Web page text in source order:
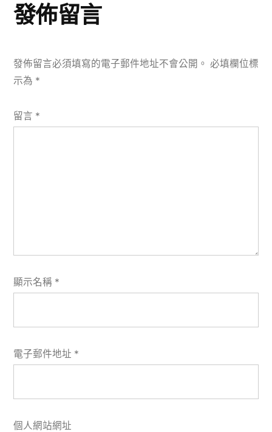
發佈留言
發佈留言必須填寫的電子郵件地址不會公開。 必填欄位標
示為 *
留言 *
顯示名稱 *
電子郵件地址 *
個人網站網址